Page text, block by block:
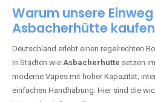
Warum unsere
Asbacherhütte
Deutschland erlebt einen regelrechten
In Städten wie Asbacherhütte setzen
moderne Vapes mit hoher Kapazität,
einfachen Handhabung. Hier sind die